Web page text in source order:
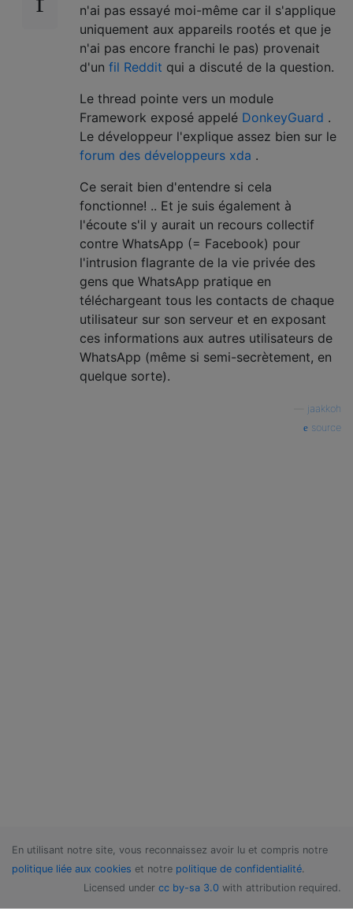
n'ai pas essayé moi-même car il s'applique
uniquement aux appareils rootés et que je
n'ai pas encore franchi le pas) provenait
d'un fil Reddit qui a discuté de la question.
Le thread pointe vers un module
Framework exposé appelé DonkeyGuard .
Le développeur l'explique assez bien sur le
forum des développeurs xda .
Ce serait bien d'entendre si cela
fonctionne! .. Et je suis également à
l'écoute s'il y aurait un recours collectif
contre WhatsApp (= Facebook) pour
l'intrusion flagrante de la vie privée des
gens que WhatsApp pratique en
téléchargeant tous les contacts de chaque
utilisateur sur son serveur et en exposant
ces informations aux autres utilisateurs de
WhatsApp (même si semi-secrètement, en
quelque sorte).
jaakkoh
source
En utilisant notre site, vous reconnaissez avoir lu et compris notre
politique liée aux cookies et notre politique de confidentialité.
Licensed under cc by-sa 3.0 with attribution required.